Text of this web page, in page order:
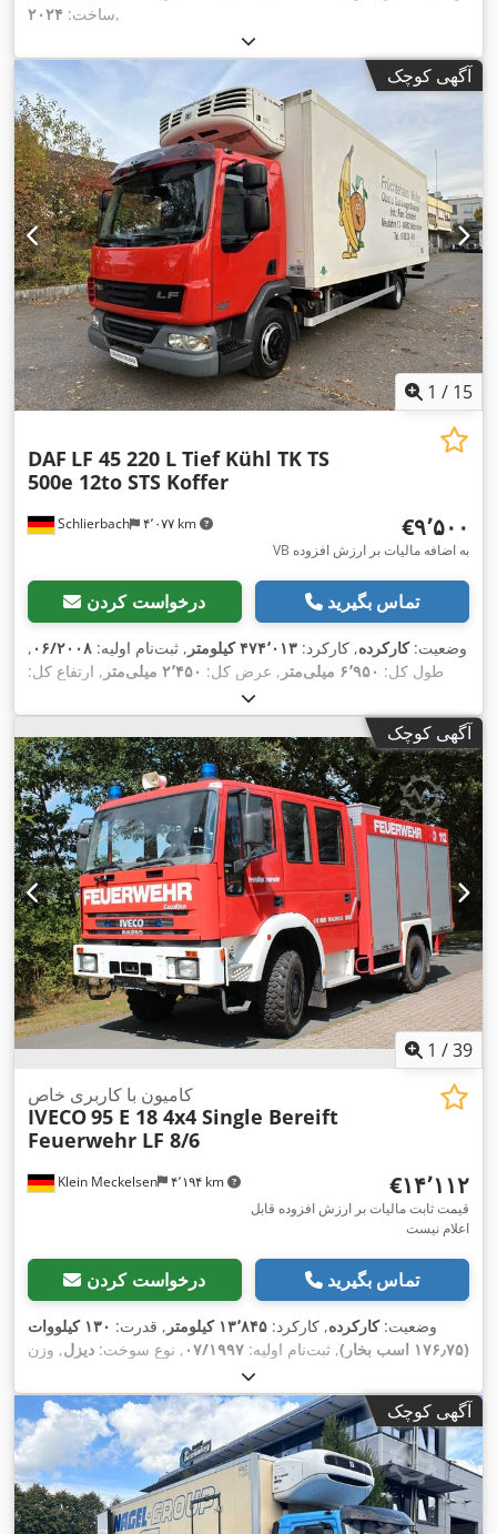
ساخت: ۲۰۲۴ ,
آگهی کوچک
1 / 15
Schlierbach ۴٬۰۷۷ km
DAF LF 45 220 L Tief Kühl TK TS
500e 12to STS Koffer
‎€۹٬۵۰۰
VB به اضافه مالیات بر ارزش افزوده
درخواست کردن تماس بگیرید
وضعیت:کارکرده, کارکرد: ۴۷۴٬۰۱۳ کیلومتر , ثبت‌نام اولیه: ۰۶/۲۰۰۸ ,
طول کل: ۶٬۹۵۰ میلی‌متر , عرض کل: ۲٬۴۵۰ میلی‌متر
, ارتفاع کل:
, سال ساخت:
مطبوع, فرمان هیدرولیک, کروز کنترل,
آگهی کوچک
1 /39
Klein Meckelsen ۴٬۱۹۴ km
کامیون با کاربری خاص
IVECO95 E 18 4x4 Single Bereift
Feuerwehr LF 8/6
‎€۱۴٬۱۱۲
قیمت ثابت مالیات بر ارزش افزوده قابل
اعلام نیست
درخواست کردن تماس بگیرید
وضعیت:کارکرده, کارکرد: ۱۳٬۸۴۵ کیلومتر , قدرت:
۱۳۰ کیلووات
(۱۷۶٫۷۵ اسب بخار)
, ثبت‌نام اولیه: ۰۷/۱۹۹۷ , نوع سوخت: دیزل, وزن
, پیکربندی محور:
۰۳/۲۰۲۷
, رنگ:قرمز, نوع چرخ‌دنده:مکانیکی , کلاس انتشار:euro2,
طول کل: ۷٬۰۰۰ میلی‌متر , عرض کل:۲٬۵۰۰ میلی‌متر
, ارتفاع کل:
۳٬۰۹۰ میلی‌متر
, تجهیزات: اِی‌بی‌اِس‎, چهار چرخ محرک,
آگهی کوچک